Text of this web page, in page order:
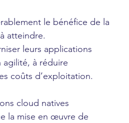
le bénéfice de la
atteindre.
leurs applications
agilité, à réduire
coûts d’exploitation.
cloud natives
la mise en œuvre de